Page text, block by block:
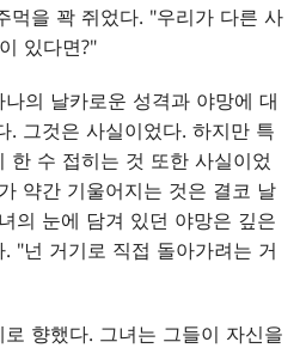
먹을 꽉 쥐었다. "우리가 다른 사
있다면?"
의 날카로운 성격과 야망에 대
. 그것은 사실이었다. 하지만 특
한 수 접히는 것 또한 사실이었
약간 기울어지는 것은 결코 날
의 눈에 담겨 있던 야망은 깊은
"넌 거기로 직접 돌아가려는 거
향했다. 그녀는 그들이 자신을